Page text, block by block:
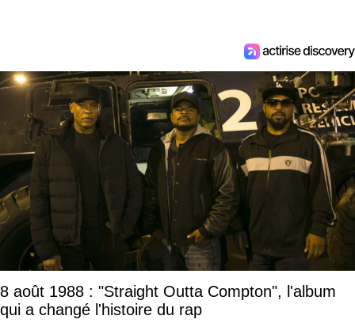
8 août 1988 : "Straight Outta Compton", l'album
qui a changé l'histoire du rap